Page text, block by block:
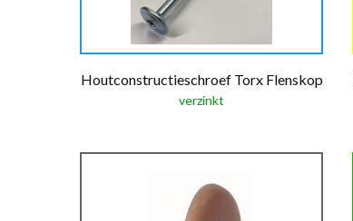
Houtconstructieschroef Torx Flenskop
verzinkt